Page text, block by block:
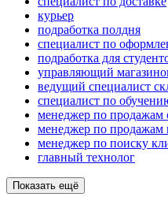
курьер
подработка полдня
специалист по
подработка для
управляющий
ведущий специалист
специалист по
менеджер по продажам
менеджер по продажам
менеджер по поиску
главный технолог
Показать ещё